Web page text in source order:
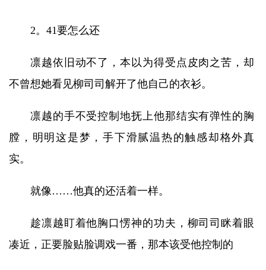
2。41要怎么还
凛越依旧动不了，本以为得受点皮肉之苦，却
不曾想她看见柳司司解开了他自己的衣衫。
凛越的手不受控制地抚上他那结实有弹性的胸
膛，明明这是梦，手下滑腻温热的触感却格外真
实。
就像……他真的还活着一样。
趁凛越盯着他胸口愣神的功夫，柳司司眯着眼
凑近，正要脸贴脸调戏一番，那本该受他控制的